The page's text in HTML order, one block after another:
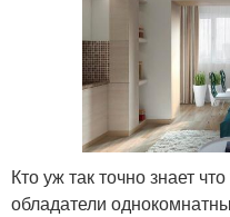
Кто уж так точно знает
обладатели